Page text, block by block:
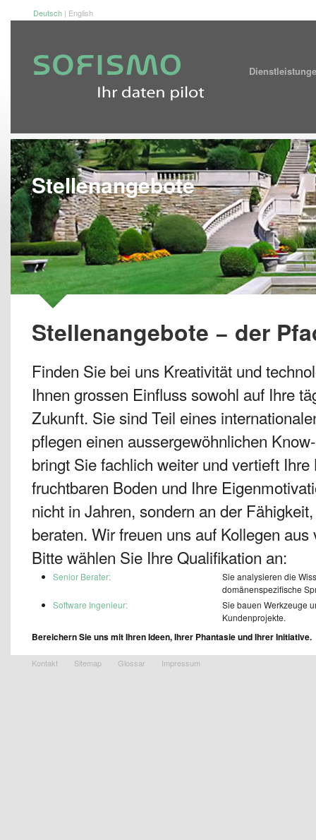
Deutsch | English
Stellenangebote
Stellenangebote − der
Finden Sie bei uns Kreativität und
Ihnen grossen Einfluss sowohl auf Ihre
Zukunft. Sie sind Teil eines
pflegen einen aussergewöhnlichen
bringt Sie fachlich weiter und vertieft
fruchtbaren Boden und Ihre
nicht in Jahren, sondern an der
beraten. Wir freuen uns auf Kollegen
Bitte wählen Sie Ihre Qualifikation an:
Senior Berater:
Sie analysieren die
domänenspezifische
Software Ingenieur:
Sie bauen Werkzeuge
Kundenprojekte.
Bereichern Sie uns mit Ihren Ideen, Ihrer Phantasie und Ihrer Initiative.
Kontakt Sitemap Glossar Impressum